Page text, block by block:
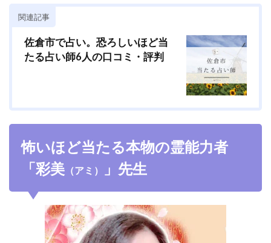
関連記事
佐倉市で占い。恐ろしいほど当
たる占い師6人の口コミ・評判
怖いほど当たる本物の霊能力者
「彩美 （アミ） 」先生